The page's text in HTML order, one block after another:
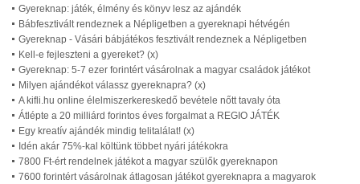
Gyereknap: játék, élmény és könyv lesz az ajándék
Bábfesztivált rendeznek a Népligetben a gyereknapi hétvégén
Gyereknap - Vásári bábjátékos fesztivált rendeznek a Népligetben
Kell-e fejleszteni a gyereket? (x)
Gyereknap: 5-7 ezer forintért vásárolnak a magyar családok játékot
Milyen ajándékot válassz gyereknapra? (x)
A kifli.hu online élelmiszerkereskedő bevétele nőtt tavaly óta
Átlépte a 20 milliárd forintos éves forgalmat a REGIO JÁTÉK
Egy kreatív ajándék mindig telitalálat! (x)
Idén akár 75%-kal költünk többet nyári játékokra
7800 Ft-ért rendelnek játékot a magyar szülők gyereknapon
7600 forintért vásárolnak átlagosan játékot gyereknapra a magyarok